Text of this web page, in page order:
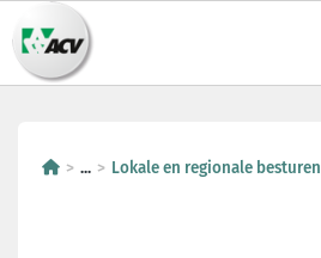
... Lokale en regionale besturen